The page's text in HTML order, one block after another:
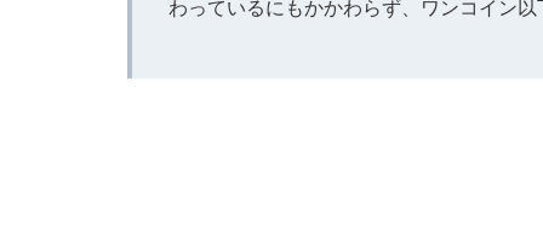
わっているにもかかわらず、ワンコイン以